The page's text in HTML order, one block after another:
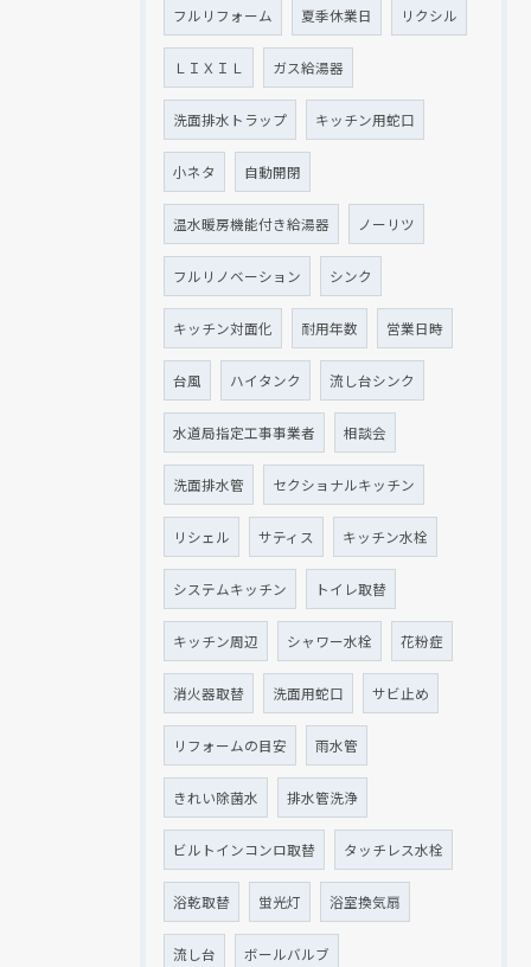
フルリフォーム 夏季休業日 リクシル
ＬＩＸＩＬ ガス給湯器
洗面排水トラップ キッチン用蛇口
小ネタ 自動開閉
温水暖房機能付き給湯器 ノーリツ
フルリノベーション シンク
キッチン対面化 耐用年数 営業日時
台風 ハイタンク 流し台シンク
水道局指定工事事業者 相談会
洗面排水管 セクショナルキッチン
リシェル サティス キッチン水栓
システムキッチン トイレ取替
キッチン周辺 シャワー水栓 花粉症
消火器取替 洗面用蛇口 サビ止め
リフォームの目安 雨水管
きれい除菌水 排水管洗浄
ビルトインコンロ取替 タッチレス水栓
浴乾取替 蛍光灯 浴室換気扇
流し台 ボールバルブ